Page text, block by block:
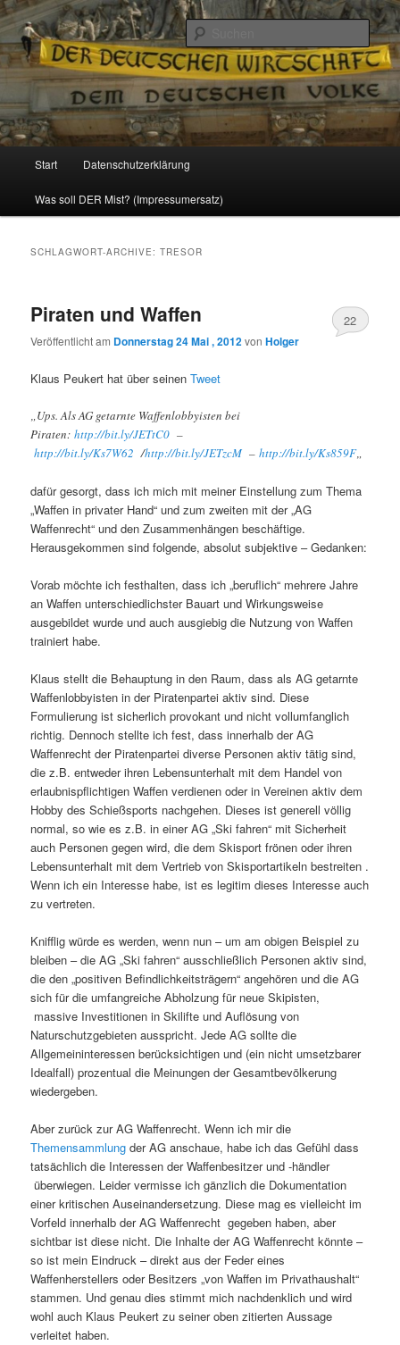
Reizzentrum
Politik, Wirtschaft, Soziales und Gesellschaft
Zum
Inhalt
Zum
sekundären
Start Datenschutzerklärung
Was soll DER Mist? (Impressumersatz)
SCHLAGWORT-ARCHIVE:TRESOR
Piraten und Waffen
Veröffentlicht am Donnerstag 24 Mai , 2012vonHolger
22
Klaus Peukert hat über seinenTweet
„Ups. Als AG getarnte Waffenlobbyisten bei
Piraten:http://bit.ly/JETtC0 –
http://bit.ly/Ks7W62 /http://bit.ly/JETzcM –http://bit.ly/Ks859F„
dafür gesorgt, dass ich mich mit meiner Einstellung zum Thema
„Waffen in privater Hand“ und zum zweiten mit der „AG
Waffenrecht“ und den Zusammenhängen beschäftige.
Herausgekommen sind folgende, absolut subjektive – Gedanken:
Vorab möchte ich festhalten, dass ich „beruflich“ mehrere Jahre
an Waffen unterschiedlichster Bauart und Wirkungsweise
ausgebildet wurde und auch ausgiebig die Nutzung von Waffen
trainiert habe.
Klaus stellt die Behauptung in den Raum, dass als AG getarnte
Waffenlobbyisten in der Piratenpartei aktiv sind. Diese
Formulierung ist sicherlich provokant und nicht vollumfanglich
richtig. Dennoch stellte ich fest, dass innerhalb der AG
Waffenrecht der Piratenpartei diverse Personen aktiv tätig sind,
die z.B. entweder ihren Lebensunterhalt mit dem Handel von
erlaubnispflichtigen Waffen verdienen oder in Vereinen aktiv dem
Hobby des Schießsports nachgehen. Dieses ist generell völlig
normal, so wie es z.B. in einer AG „Ski fahren“ mit Sicherheit
auch Personen gegen wird, die dem Skisport frönen oder ihren
Lebensunterhalt mit dem Vertrieb von Skisportartikeln bestreiten .
Wenn ich ein Interesse habe, ist es legitim dieses Interesse auch
zu vertreten.
Knifflig würde es werden, wenn nun – um am obigen Beispiel zu
bleiben – die AG „Ski fahren“ ausschließlich Personen aktiv sind,
die den „positiven Befindlichkeitsträgern“ angehören und die AG
sich für die umfangreiche Abholzung für neue Skipisten,
massive Investitionen in Skilifte und Auflösung von
Naturschutzgebieten ausspricht. Jede AG sollte die
Allgemeininteressen berücksichtigen und (ein nicht umsetzbarer
Idealfall) prozentual die Meinungen der Gesamtbevölkerung
wiedergeben.
Aber zurück zur AG Waffenrecht. Wenn ich mir die
Themensammlung der AG anschaue, habe ich das Gefühl dass
tatsächlich die Interessen der Waffenbesitzer und -händler
überwiegen. Leider vermisse ich gänzlich die Dokumentation
einer kritischen Auseinandersetzung. Diese mag es vielleicht im
Vorfeld innerhalb der AG Waffenrecht gegeben haben, aber
sichtbar ist diese nicht. Die Inhalte der AG Waffenrecht könnte –
so ist mein Eindruck – direkt aus der Feder eines
Waffenherstellers oder Besitzers „von Waffen im Privathaushalt“
stammen. Und genau dies stimmt mich nachdenklich und wird
wohl auch Klaus Peukert zu seiner oben zitierten Aussage
verleitet haben.